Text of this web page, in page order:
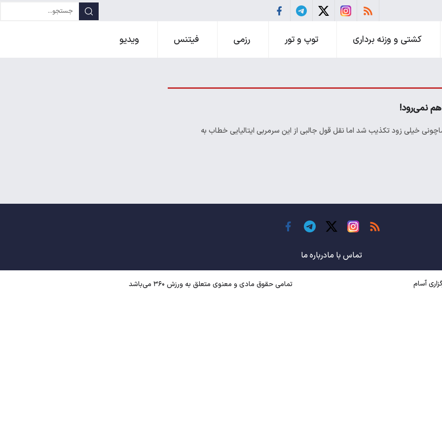
کشتی و وزنه برداری توپ و تور رزمی فیتنس ویدیو
هم نمی‌رود!
خیلی زود تکذیب شد اما نقل قول جالبی از این سرمربی ایتالیایی خطاب به
تماس با مادرباره ما
آسام تمامی حقوق مادی و معنوی متعلق به ورزش ۳۶۰ می‌باشد